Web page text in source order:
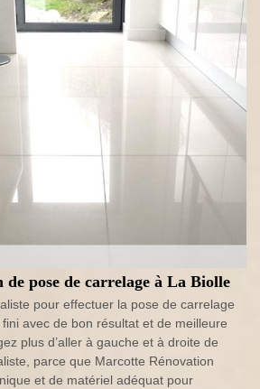
de pose de carrelage à La Biolle
pour effectuer la pose de carrelage
avec de bon résultat et de meilleure
plus d’aller à gauche et à droite de
parce que Marcotte Rénovation
et de matériel adéquat pour